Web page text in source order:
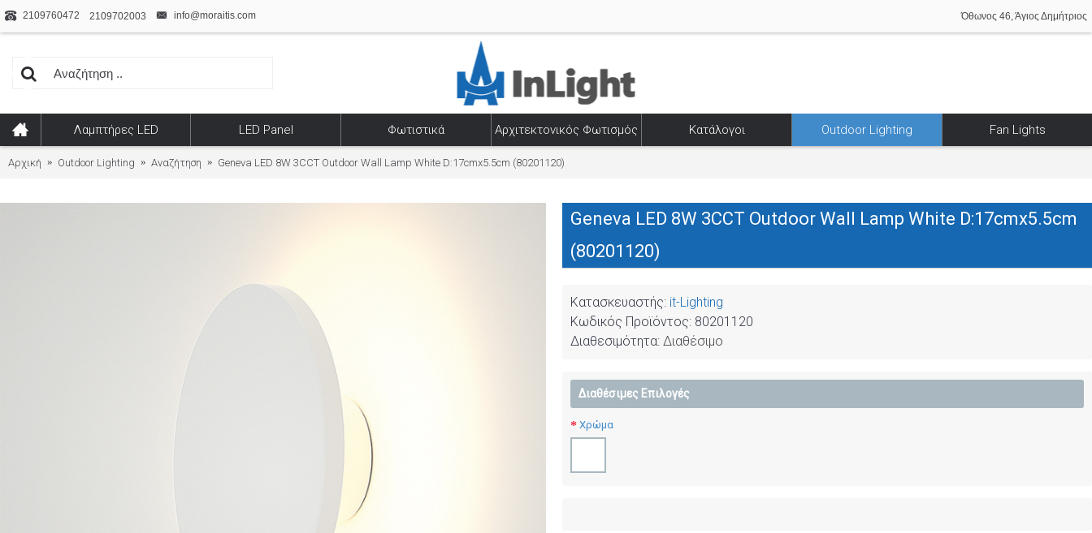
2109760472 2109702003 info@moraitis.com Όθωνος 46, Άγιος Δημήτριος
Λαμπτήρες LED LED Panel Φωτιστικά Αρχιτεκτονικός Φωτισμός Κατάλογοι Outdoor Lighting Fan Lights
Αρχική Outdoor Lighting Αναζήτηση Geneva LED 8W 3CCT Outdoor Wall Lamp White D:17cmx5.5cm (80201120)
Geneva LED 8W 3CCT Outdoor Wall Lamp White D:17cmx5.5cm
(80201120)
Κατασκευαστής: it-Lighting
Κωδικός Προϊόντος: 80201120
Διαθεσιμότητα: Διαθέσιμο
Διαθέσιμες Επιλογές
Χρώμα